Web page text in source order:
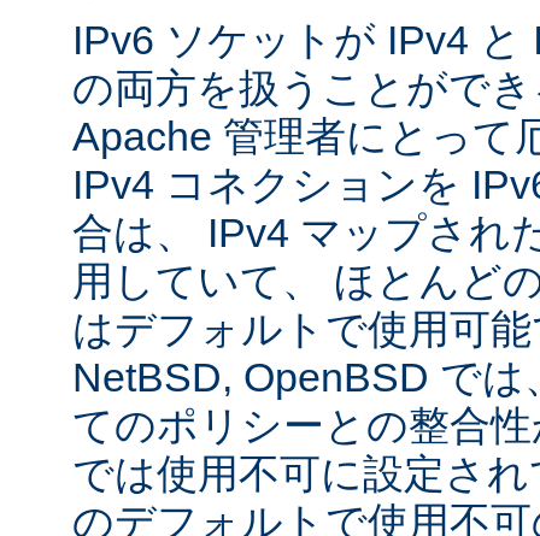
IPv6 ソケットが IPv4
の両方を扱うことがで
Apache 管理者にとって
IPv4 コネクションを
合は、 IPv4 マップされ
用していて、 ほとんど
はデフォルトで使用可
NetBSD, OpenBSD で
てのポリシーとの整合
では使用不可に設定さ
のデフォルトで使用不